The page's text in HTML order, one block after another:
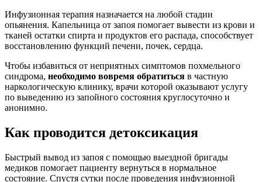
Инфузионная терапия назначается на любой стадии
опьянения. Капельница от запоя помогает вывести из крови и
тканей остатки спирта и продуктов его распада, способствует
восстановлению функций печени, почек, сердца.
Чтобы избавиться от неприятных симптомов похмельного
синдрома, необходимо вовремя обратиться в частную
наркологическую клинику, врачи которой оказывают услугу
по выведению из запойного состояния круглосуточно и
анонимно.
Как проводится детоксикация
Быстрый вывод из запоя с помощью выездной бригады
медиков помогает пациенту вернуться в нормальное
состояние. Спустя сутки после проведения инфузионной